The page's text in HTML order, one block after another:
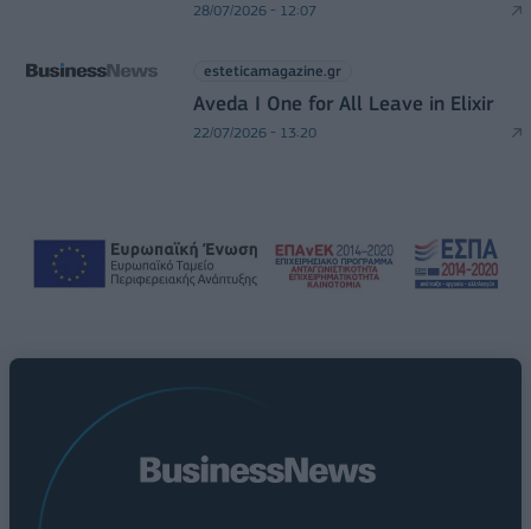
28/07/2026 - 12:07
esteticamagazine.gr
Aveda I One for All Leave in Elixir
22/07/2026 - 13:20